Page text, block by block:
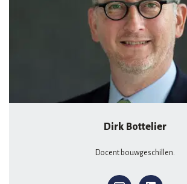
Dirk Bottelier
Docent bouwgeschillen.